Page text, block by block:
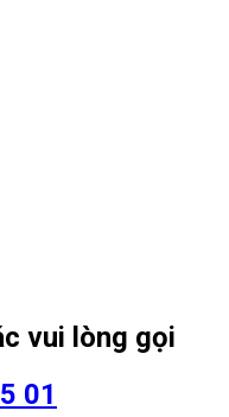
vui lòng gọi
01